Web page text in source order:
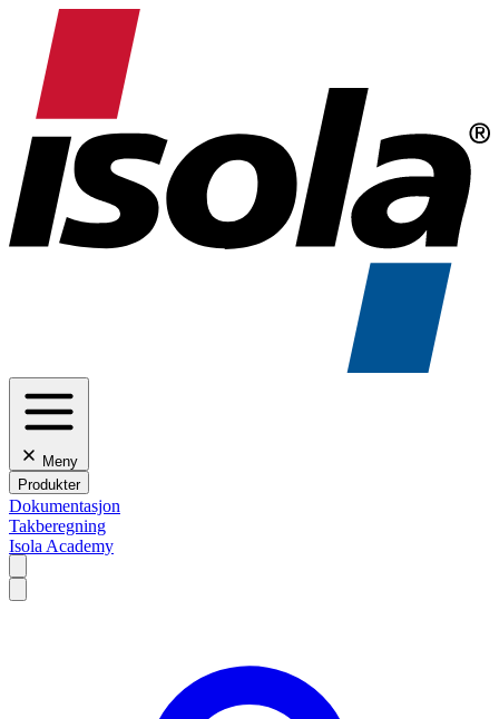
Meny
Produkter
Dokumentasjon
Takberegning
Isola Academy